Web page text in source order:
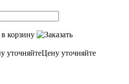
корзину
уточняйтеЦену уточняйте